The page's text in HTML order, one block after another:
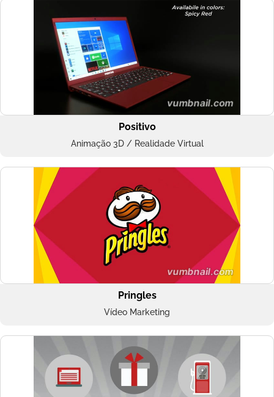
Positivo
Animação 3D / Realidade Virtual
Pringles
Vídeo Marketing